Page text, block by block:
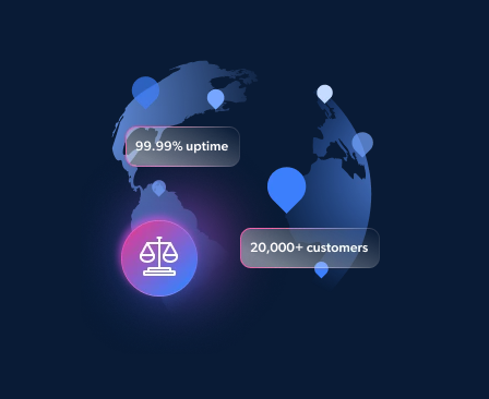
X (formerly Twitter) - Posts - Collecting
Twitter posts URLs
ID, User posted, Name, Description, Date
posted, Photos, URL, Quoted post, and more.
10.4K+ 1.2K+ Prueba gratuita